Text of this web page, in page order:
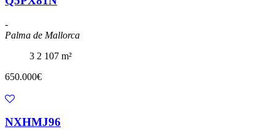
-
Palma de Mallorca
3 2 107 m²
650.000€
NXHMJ96